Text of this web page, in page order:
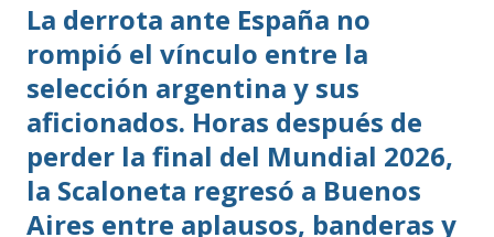
La derrota ante España no
rompió el vínculo entre la
selección argentina y sus
aficionados. Horas después de
perder la final del Mundial 2026,
la Scaloneta regresó a Buenos
Aires entre aplausos, banderas y